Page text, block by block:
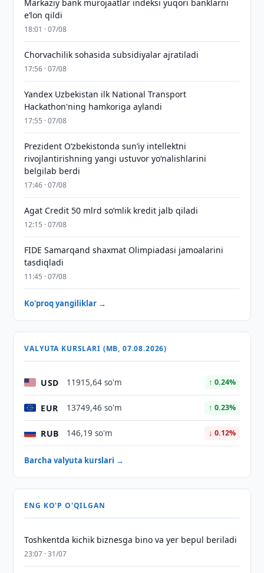
Markaziy bank murojaatlar indeksi yuqori banklarni
eʼlon qildi
18:01 · 07/08
Chorvachilik sohasida subsidiyalar ajratiladi
17:56 · 07/08
Yandex Uzbekistan ilk National Transport
Hackathon'ning hamkoriga aylandi
17:55 · 07/08
Prezident Oʻzbekistonda sunʼiy intellektni
rivojlantirishning yangi ustuvor yoʻnalishlarini
belgilab berdi
17:46 · 07/08
Agat Credit 50 mlrd so‘mlik kredit jalb qiladi
12:15 · 07/08
FIDE Samarqand shaxmat Olimpiadasi jamoalarini
tasdiqladi
11:45 · 07/08
Ko'proq yangiliklar →
VALYUTA KURSLARI (MB, 07.08.2026)
USD 11915,64 so'm ↑ 0.24%
EUR 13749,46 so'm ↑ 0.23%
RUB 146,19 so'm ↓ 0.12%
Barcha valyuta kurslari →
ENG KO'P O'QILGAN
Toshkentda kichik biznesga bino va yer bepul beriladi
23:07 · 31/07